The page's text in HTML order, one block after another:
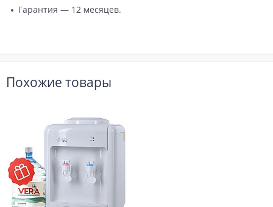
Гарантия — 12 месяцев.
Похожие товары